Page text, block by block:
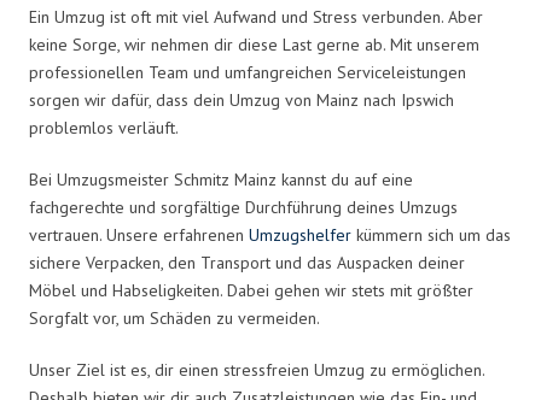
Ein Umzug ist oft mit viel Aufwand und Stress verbunden. Aber
keine Sorge, wir nehmen dir diese Last gerne ab. Mit unserem
professionellen Team und umfangreichen Serviceleistungen
sorgen wir dafür, dass dein Umzug von Mainz nach Ipswich
problemlos verläuft.
Bei Umzugsmeister Schmitz Mainz kannst du auf eine
fachgerechte und sorgfältige Durchführung deines Umzugs
vertrauen. Unsere erfahrenen Umzugshelfer kümmern sich um das
sichere Verpacken, den Transport und das Auspacken deiner
Möbel und Habseligkeiten. Dabei gehen wir stets mit größter
Sorgfalt vor, um Schäden zu vermeiden.
Unser Ziel ist es, dir einen stressfreien Umzug zu ermöglichen.